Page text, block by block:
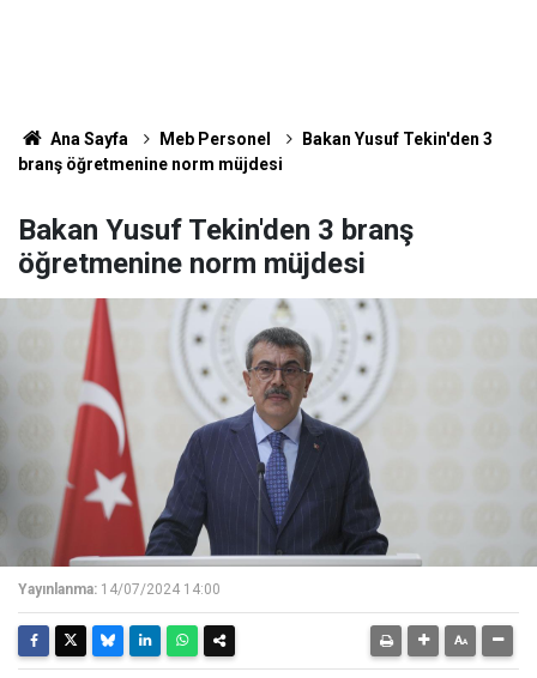
Ana Sayfa Meb Personel
Bakan Yusuf Tekin'den 3
branş öğretmenine norm müjdesi
Bakan Yusuf Tekin'den 3 branş
öğretmenine norm müjdesi
Yayınlanma: 14/07/2024 14:00